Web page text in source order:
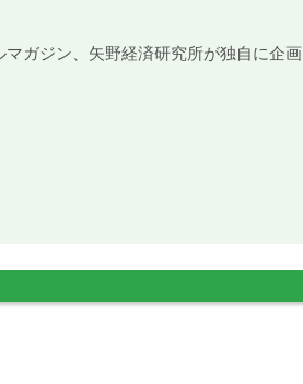
ガジン、矢野経済研究所が独自に企画